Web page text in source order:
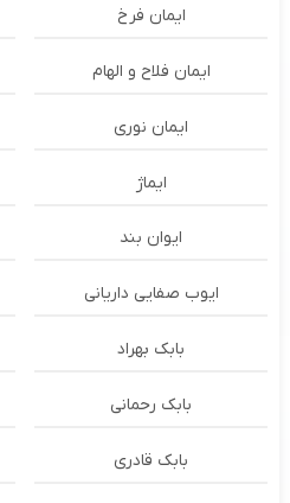
ایمان فرخ
ایمان فلاح و الهام
ایمان نوری
ایماژ
ایوان بند
ایوب صفایی داریانی
بابک بهراد
بابک رحمانی
بابک قادری